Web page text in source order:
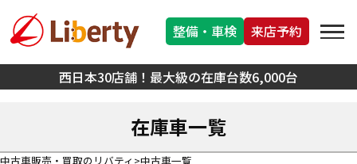
西日本30店舗！最大級の在庫台数6,000台
整備・車検 来店予約
在庫車一覧
中古車販売・買取のリバティ 中古車一覧